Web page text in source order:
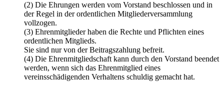
(2) Die Ehrungen werden vom Vorstand beschlossen und in
der Regel in der ordentlichen Mitgliederversammlung
vollzogen.
(3) Ehrenmitglieder haben die Rechte und Pflichten eines
ordentlichen Mitglieds.
Sie sind nur von der Beitragszahlung befreit.
(4) Die Ehrenmitgliedschaft kann durch den Vorstand beendet
werden, wenn sich das Ehrenmitglied eines
vereinsschädigenden Verhaltens schuldig gemacht hat.